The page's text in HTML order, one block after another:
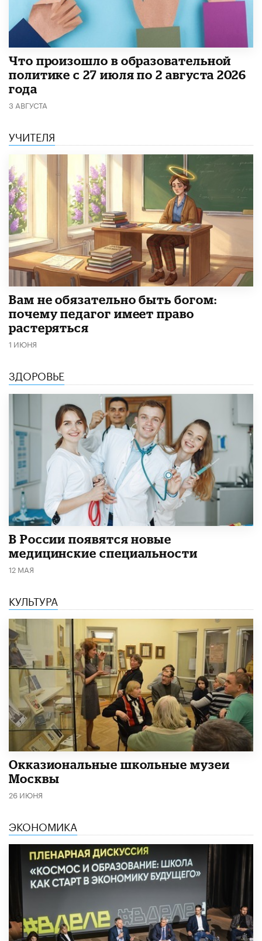
​Что произошло в образовательной
политике с 27 июля по 2 августа 2026
года
3 АВГУСТА
УЧИТЕЛЯ
​Вам не обязательно быть богом:
почему педагог имеет право
растеряться
1 ИЮНЯ
ЗДОРОВЬЕ
В России появятся новые
медицинские специальности
12 МАЯ
КУЛЬТУРА
​Окказиональные школьные музеи
Москвы
26 ИЮНЯ
ЭКОНОМИКА